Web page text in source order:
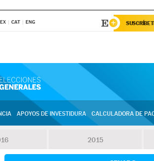
CAT ENG
APOYOS DE INVESTIDURA CALCULADORA DE
2015